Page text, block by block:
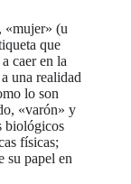
«mujer» (u
que
caer en la
una realidad
lo son
«varón» y
biológicos
físicas;
su papel en